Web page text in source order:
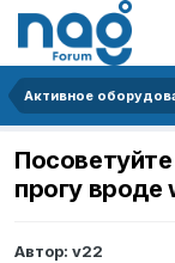
прогу вроде
Автор: v22